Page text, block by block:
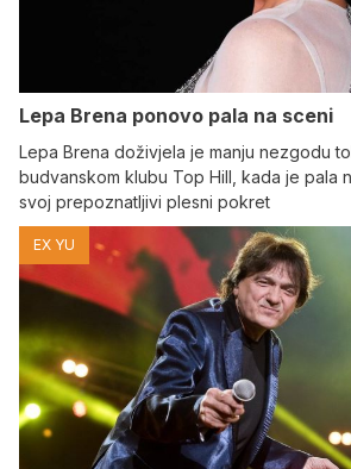
Lepa Brena ponovo pala na sceni
Lepa Brena doživjela je manju nezgodu
budvanskom klubu Top Hill, kada je pala
svoj prepoznatljivi plesni pokret
EX YU